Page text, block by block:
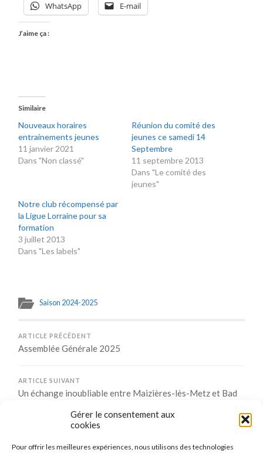
Gérer le consentement aux
cookies
Pour offrir les meilleures expériences, nous utilisons des technologies
WhatsApp E-mail
J’aime ça :
Similaire
Nouveaux horaires
entrainements jeunes
11 janvier 2021
Dans "Non classé"
Réunion du comité des
jeunes ce samedi 14
Septembre
11 septembre 2013
Dans "Le comité des
jeunes"
Notre club récompensé par
la Ligue Lorraine pour sa
formation
3 juillet 2013
Dans "Les labels"
Saison 2024-2025
ARTICLE PRÉCÉDENT
Assemblée Générale 2025
ARTICLE SUIVANT
Un échange inoubliable entre Maizières-lès-Metz et Bad
Comments are closed.